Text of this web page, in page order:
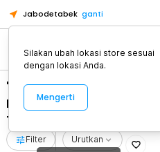
Jabodetabek ganti
"WA 0859 3970 0884
Kusen Aluminium
Tanon Sragen"
Filter Urutkan
Silakan ubah lokasi store sesuai
dengan lokasi Anda.
Mengerti